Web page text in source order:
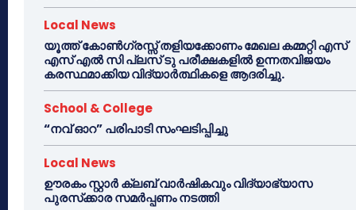
Local News
യൂത്ത് കോൺഗ്രസ്സ് തളിയക്കോണം മേഖല കമ്മറ്റി എസ്
എസ് എൽ സി പ്ലസ് ടു പരീക്ഷകളിൽ ഉന്നതവിജയം
കരസ്ഥമാക്കിയ വിദ്യാർത്ഥികളെ ആദരിച്ചു.
School & College
“നവ് ഓറ” പരിപാടി സംഘടിപ്പിച്ചു
Local News
ഊരകം സ്റ്റാർ ക്ലബ് വാർഷികവും വിദ്യാഭ്യാസ
പുരസ്‌ക്കാര സമർപ്പണം നടത്തി